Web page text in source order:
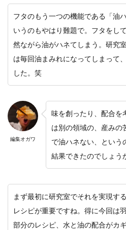
フタのもう一つの機能である「油
いうのもやはり難題で。フタをし
然ながら油がハネてしまう。研究
は毎回油まみれになってしまって
した。笑
編集オガワ
味を創ったり、配合を
は別の領域の、産みの
で油ハネない、という
結果できたのでしょう
まず最初に研究室でそれを実現す
レシピが重要ですね。得に今回は
部分のレシピ、水と油の配合がカギ